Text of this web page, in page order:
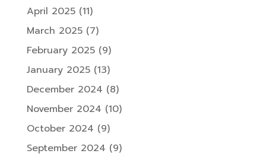
April 2025(11)
March 2025(7)
February 2025(9)
January 2025(13)
December 2024 (8)
November 2024 (10)
October 2024 (9)
September 2024 (9)